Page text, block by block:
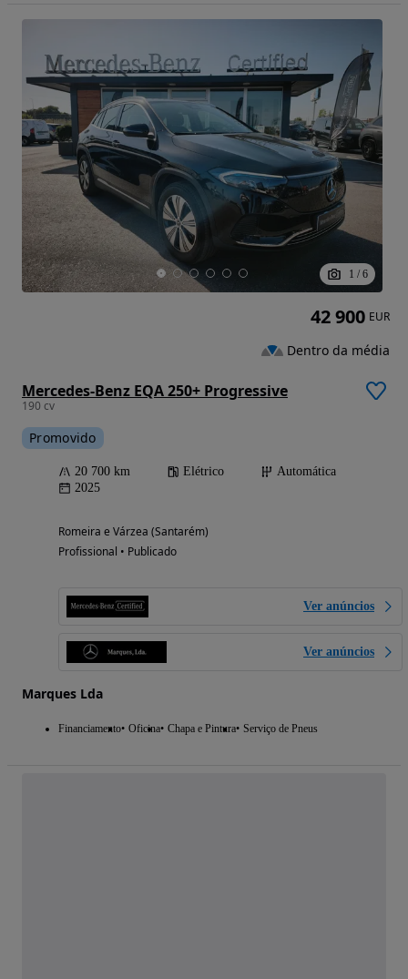
1 / 6
Mercedes-Benz EQA 250+ Progressive
190 cv
Promovido
20 700 km Elétrico
Automática
2025
Romeira e Várzea (Santarém)
Profissional • Publicado
Ver anúncios
Ver anúncios
Marques Lda
Financiamento Oficina Chapa e Pintura Serviço de Pneus
42 900 EUR
Dentro da média